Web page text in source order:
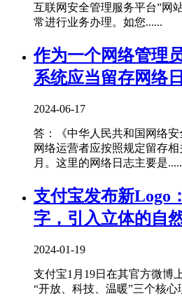
互联网安全管理服务平台”网
常进行业务办理。如您......
作为一个网络管理
系统应当留存网络
2024-06-17
答：《中华人民共和国网络安
网络运营者应按照规定留存
月。这里的网络日志主要是
支付宝发布新Logo
字，引入立体的自
2024-01-19
支付宝1月19日在其官方微博
“开放、科技、温暖”三个核